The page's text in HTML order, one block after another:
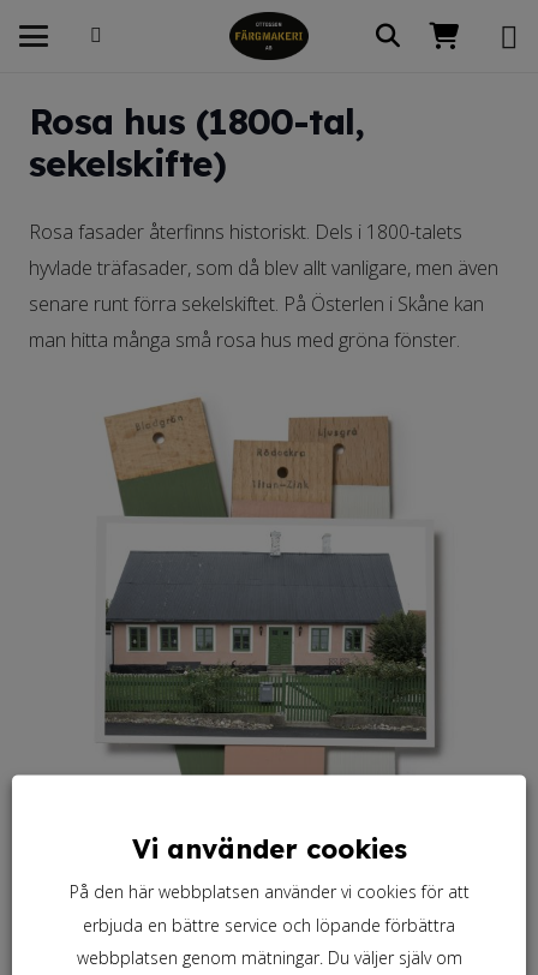
Rosa hus (1800-tal,
sekelskifte)
Rosa fasader återfinns historiskt. Dels i 1800-talets
hyvlade träfasader, som då blev allt vanligare, men även
senare runt förra sekelskiftet. På Österlen i Skåne kan
man hitta många små rosa hus med gröna fönster.
Vi använder cookies
På den här webbplatsen använder vi cookies för att
erbjuda en bättre service och löpande förbättra
webbplatsen genom mätningar. Du väljer själv om